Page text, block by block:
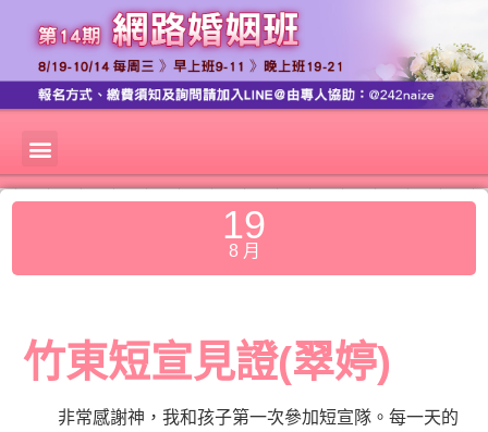
19
8 月
竹東短宣見證(翠婷)
非常感謝神，我和孩子第一次參加短宣隊。每一天的